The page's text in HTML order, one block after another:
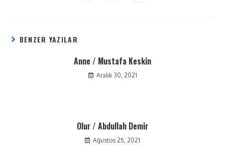
BENZER YAZILAR
Anne / Mustafa Keskin
Aralık 30, 2021
Olur / Abdullah Demir
Ağustos 25, 2021